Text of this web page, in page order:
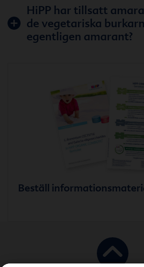
HiPP har tillsatt
de vegetariska
egentligen amarant?
Beställ